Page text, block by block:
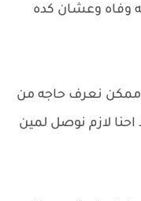
وفاه وعشان كده
ممكن نعرف حاجه من
لازم نوصل لمين